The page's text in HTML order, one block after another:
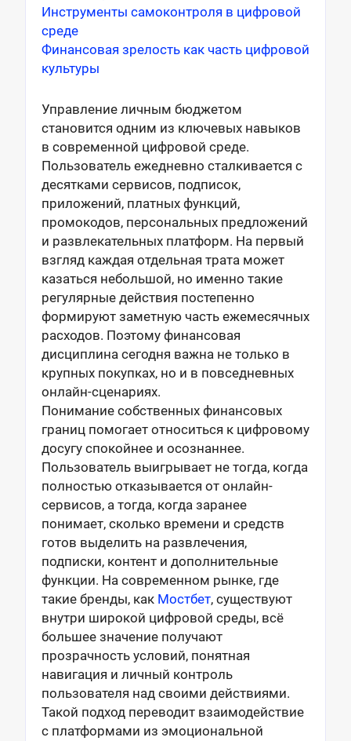
Инструменты самоконтроля в цифровой
среде
Финансовая зрелость как часть цифровой
культуры
Управление личным бюджетом
становится одним из ключевых навыков
в современной цифровой среде.
Пользователь ежедневно сталкивается с
десятками сервисов, подписок,
приложений, платных функций,
промокодов, персональных предложений
и развлекательных платформ. На первый
взгляд каждая отдельная трата может
казаться небольшой, но именно такие
регулярные действия постепенно
формируют заметную часть ежемесячных
расходов. Поэтому финансовая
дисциплина сегодня важна не только в
крупных покупках, но и в повседневных
онлайн-сценариях.
Понимание собственных финансовых
границ помогает относиться к цифровому
досугу спокойнее и осознаннее.
Пользователь выигрывает не тогда, когда
полностью отказывается от онлайн-
сервисов, а тогда, когда заранее
понимает, сколько времени и средств
готов выделить на развлечения,
подписки, контент и дополнительные
функции. На современном рынке, где
такие бренды, как Мостбет, существуют
внутри широкой цифровой среды, всё
большее значение получают
прозрачность условий, понятная
навигация и личный контроль
пользователя над своими действиями.
Такой подход переводит взаимодействие
с платформами из эмоциональной